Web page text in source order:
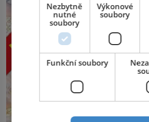
Nezbytně
nutné
soubory
Výkonové
soubory
Funkční soubory